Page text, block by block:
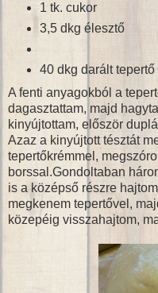
1 tk. cukor
3,5 dkg élesztő
40 dkg darált tepertő
A fenti anyagokból a
dagasztattam, majd
kinyújtottam, először
Azaz a kinyújtott tésztát
tepertőkrémmel,
borssal.Gondoltaban
is a középső részre
megkenem tepertővel,
közepéig visszahajtom,